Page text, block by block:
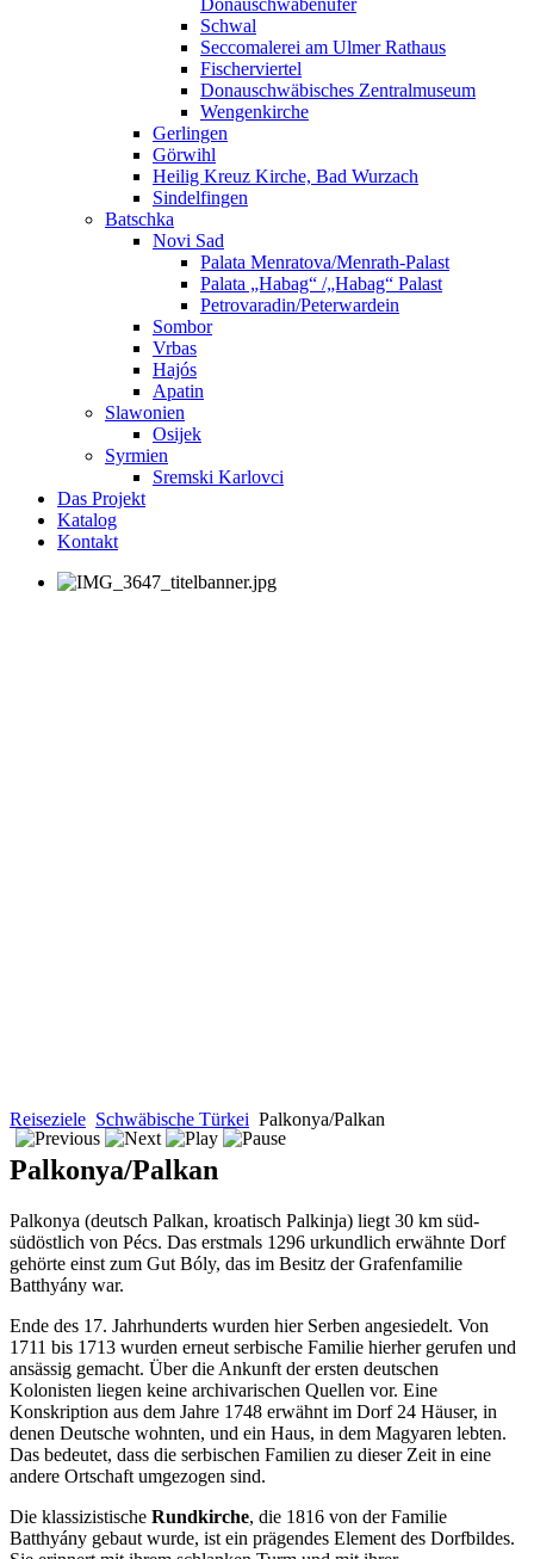
Donauschwabenufer
Schwal
Seccomalerei am Ulmer Rathaus
Fischerviertel
Donauschwäbisches Zentralmuseum
Wengenkirche
Gerlingen
Görwihl
Heilig Kreuz Kirche, Bad Wurzach
Sindelfingen
Batschka
Novi Sad
Palata Menratova/Menrath-Palast
Palata „Habag“ /„Habag“ Palast
Petrovaradin/Peterwardein
Sombor
Vrbas
Hajós
Apatin
Slawonien
Osijek
Syrmien
Sremski Karlovci
Das Projekt
Katalog
Kontakt
Reiseziele Schwäbische Türkei Palkonya/Palkan
Palkonya/Palkan
Palkonya (deutsch Palkan, kroatisch Palkinja) liegt 30 km süd-
südöstlich von Pécs. Das erstmals 1296 urkundlich erwähnte Dorf
gehörte einst zum Gut Bóly, das im Besitz der Grafenfamilie
Batthyány war.
Ende des 17. Jahrhunderts wurden hier Serben angesiedelt. Von
1711 bis 1713 wurden erneut serbische Familie hierher gerufen und
ansässig gemacht. Über die Ankunft der ersten deutschen
Kolonisten liegen keine archivarischen Quellen vor. Eine
Konskription aus dem Jahre 1748 erwähnt im Dorf 24 Häuser, in
denen Deutsche wohnten, und ein Haus, in dem Magyaren lebten.
Das bedeutet, dass die serbischen Familien zu dieser Zeit in eine
andere Ortschaft umgezogen sind.
Die klassizistische Rundkirche, die 1816 von der Familie
Batthyány gebaut wurde, ist ein prägendes Element des Dorfbildes.